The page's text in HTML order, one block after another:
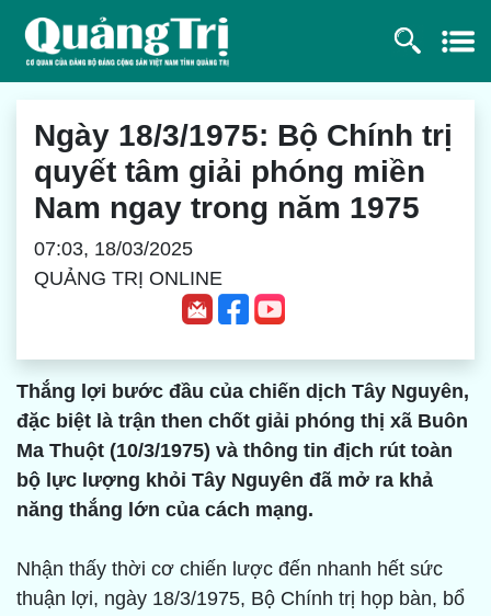
Ngày 18/3/1975: Bộ Chính trị
quyết tâm giải phóng miền
Nam ngay trong năm 1975
07:03, 18/03/2025
QUẢNG TRỊ ONLINE
Thắng lợi bước đầu của chiến dịch Tây Nguyên,
đặc biệt là trận then chốt giải phóng thị xã Buôn
Ma Thuột (10/3/1975) và thông tin địch rút toàn
bộ lực lượng khỏi Tây Nguyên đã mở ra khả
năng thắng lớn của cách mạng.
Nhận thấy thời cơ chiến lược đến nhanh hết sức
thuận lợi, ngày 18/3/1975, Bộ Chính trị họp bàn, bổ